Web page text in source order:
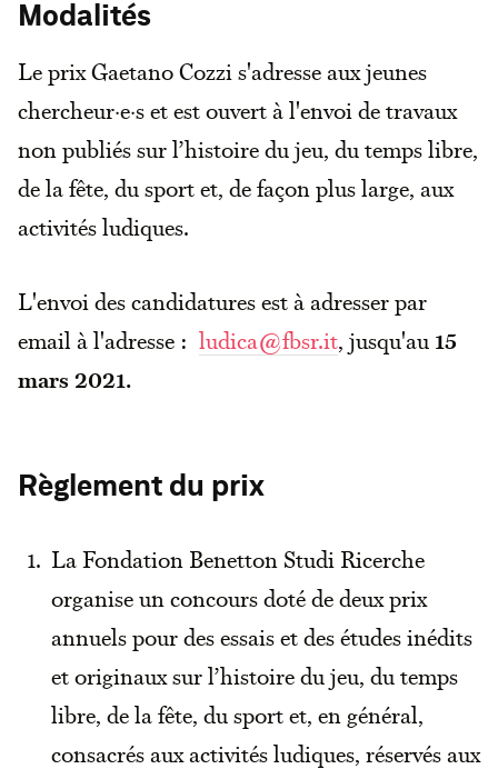
Modalités
Le prix Gaetano Cozzi s'adresse aux jeunes
chercheur·e·s et est ouvert à l'envoi de travaux
non publiés sur l’histoire du jeu, du temps libre,
de la fête, du sport et, de façon plus large, aux
activités ludiques.
L'envoi des candidatures est à adresser par
email à l'adresse : ludica@fbsr.it, jusqu'au 15
mars 2021.
Règlement du prix
La Fondation Benetton Studi Ricerche
organise un concours doté de deux prix
annuels pour des essais et des études inédits
et originaux sur l’histoire du jeu, du temps
libre, de la fête, du sport et, en général,
consacrés aux activités ludiques, réservés aux